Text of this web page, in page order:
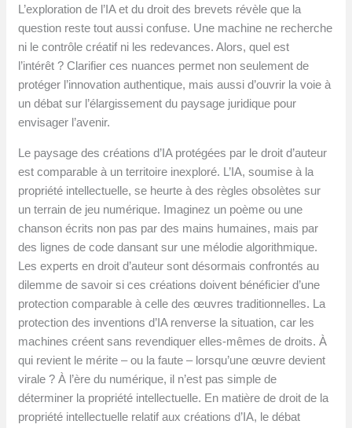
L’exploration de l’IA et du droit des brevets révèle que la
question reste tout aussi confuse. Une machine ne recherche
ni le contrôle créatif ni les redevances. Alors, quel est
l’intérêt ? Clarifier ces nuances permet non seulement de
protéger l’innovation authentique, mais aussi d’ouvrir la voie à
un débat sur l’élargissement du paysage juridique pour
envisager l’avenir.
Le paysage des créations d’IA protégées par le droit d’auteur
est comparable à un territoire inexploré. L’IA, soumise à la
propriété intellectuelle, se heurte à des règles obsolètes sur
un terrain de jeu numérique. Imaginez un poème ou une
chanson écrits non pas par des mains humaines, mais par
des lignes de code dansant sur une mélodie algorithmique.
Les experts en droit d’auteur sont désormais confrontés au
dilemme de savoir si ces créations doivent bénéficier d’une
protection comparable à celle des œuvres traditionnelles. La
protection des inventions d’IA renverse la situation, car les
machines créent sans revendiquer elles-mêmes de droits. À
qui revient le mérite – ou la faute – lorsqu’une œuvre devient
virale ? À l’ère du numérique, il n’est pas simple de
déterminer la propriété intellectuelle. En matière de droit de la
propriété intellectuelle relatif aux créations d’IA, le débat